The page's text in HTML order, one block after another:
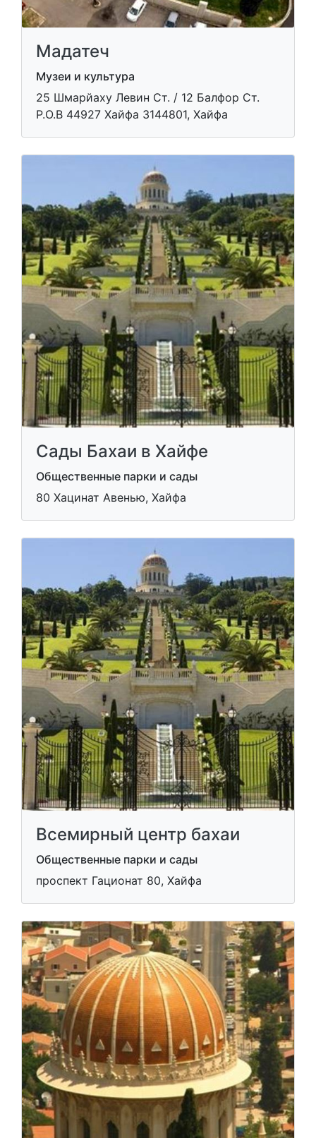
Мадатеч
Музеи и культура
​25 Шмарйаху Левин Ст. / 12 Балфор Ст.
P.O.B 44927 Хайфа 3144801, Хайфа
Сады Бахаи в Хайфе
Общественные парки и сады
80 Хацинат Авенью, Хайфа
Всемирный центр бахаи
Общественные парки и сады
проспект Гационат 80, Хайфа